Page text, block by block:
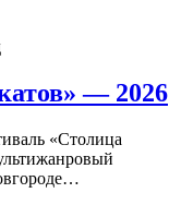
— 2026
«Столица